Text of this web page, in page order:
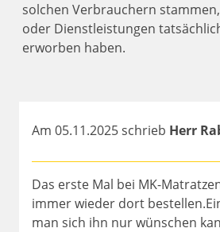
solchen Verbrauchern
oder Dienstleistungen
erworben haben.
Am 05.11.2025 schrieb Herr
Das erste Mal bei MK-
immer wieder dort
man sich ihn nur wünschen